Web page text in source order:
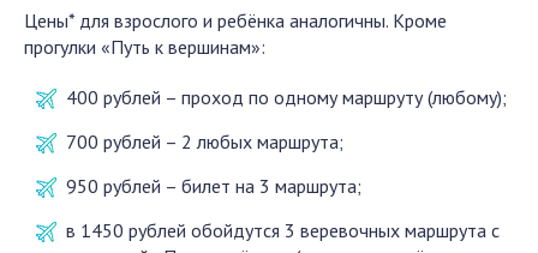
Цены* для взрослого и ребёнка аналогичны. Кроме
прогулки «Путь к вершинам»:
400 рублей – проход по одному маршруту (любому);
700 рублей – 2 любых маршрута;
950 рублей – билет на 3 маршрута;
в 1450 рублей обойдутся 3 веревочных маршрута с